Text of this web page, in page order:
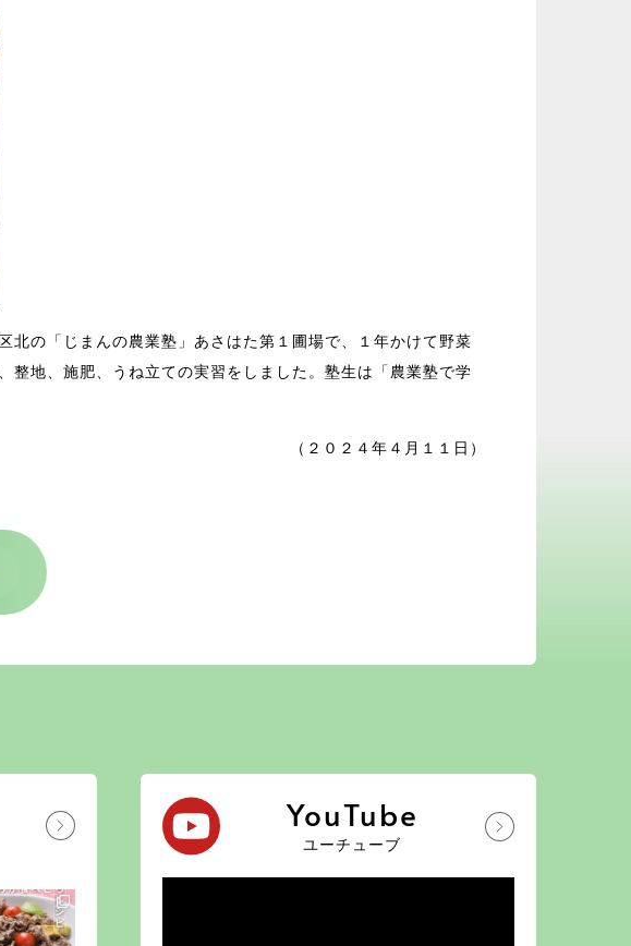
北の「じまんの農業塾」あさはた第１圃場で、１年かけて野菜
地、施肥、うね立ての実習をしました。塾生は「農業塾で学
（２０２４年４月１１日）
YouTube
ユーチューブ